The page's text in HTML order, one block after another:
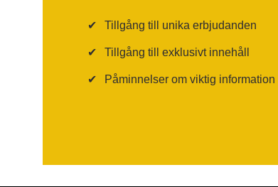
✔ Tillgång till unika erbjudanden
✔ Tillgång till exklusivt innehåll
✔ Påminnelser om viktig information